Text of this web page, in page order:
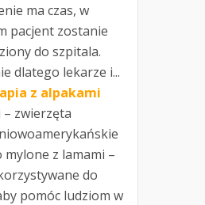
ma czas, w
pacjent zostanie
do szpitala.
dlatego lekarze i...
z alpakami
– zwierzęta
mylone z lamami –
do
pomóc ludziom w